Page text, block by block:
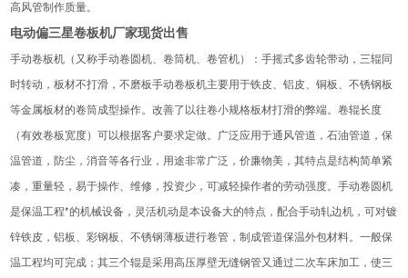
高风管制作质量。
电动偏三星卷板机厂家现货出售
手动卷板机（又称手动卷圆机、卷筒机、卷管机）：手摇式多齿轮带动，三辊同
时转动，板材不打滑，不磨板手动卷板机主要用于铁皮、铝皮、铜板、不锈钢板
等金属板材的卷筒成型操作。改善了以往卷小规格板材打滑的弊端。卷辊长度
（有效卷板宽度）可以根据客户要求定做。广泛应用于通风管道，石油管道，保
温管道，防尘，消音等各行业，用途非常广泛，价廉物美，其特点是结构简单紧
凑，重量轻，易于操作、维修，投资少，可减轻操作者的劳动强度。手动卷圆机
是保温工程*的机械设备，灵活机动是本设备大的特点，配合手动轧边机，可对镀
锌铁皮，铝板、彩钢板、不锈钢薄板进行卷管，制成管道保温外包材料。一般保
温工程均可完成；其三个辊是采用高压厚壁无缝钢管又通过二次车床加工，使三